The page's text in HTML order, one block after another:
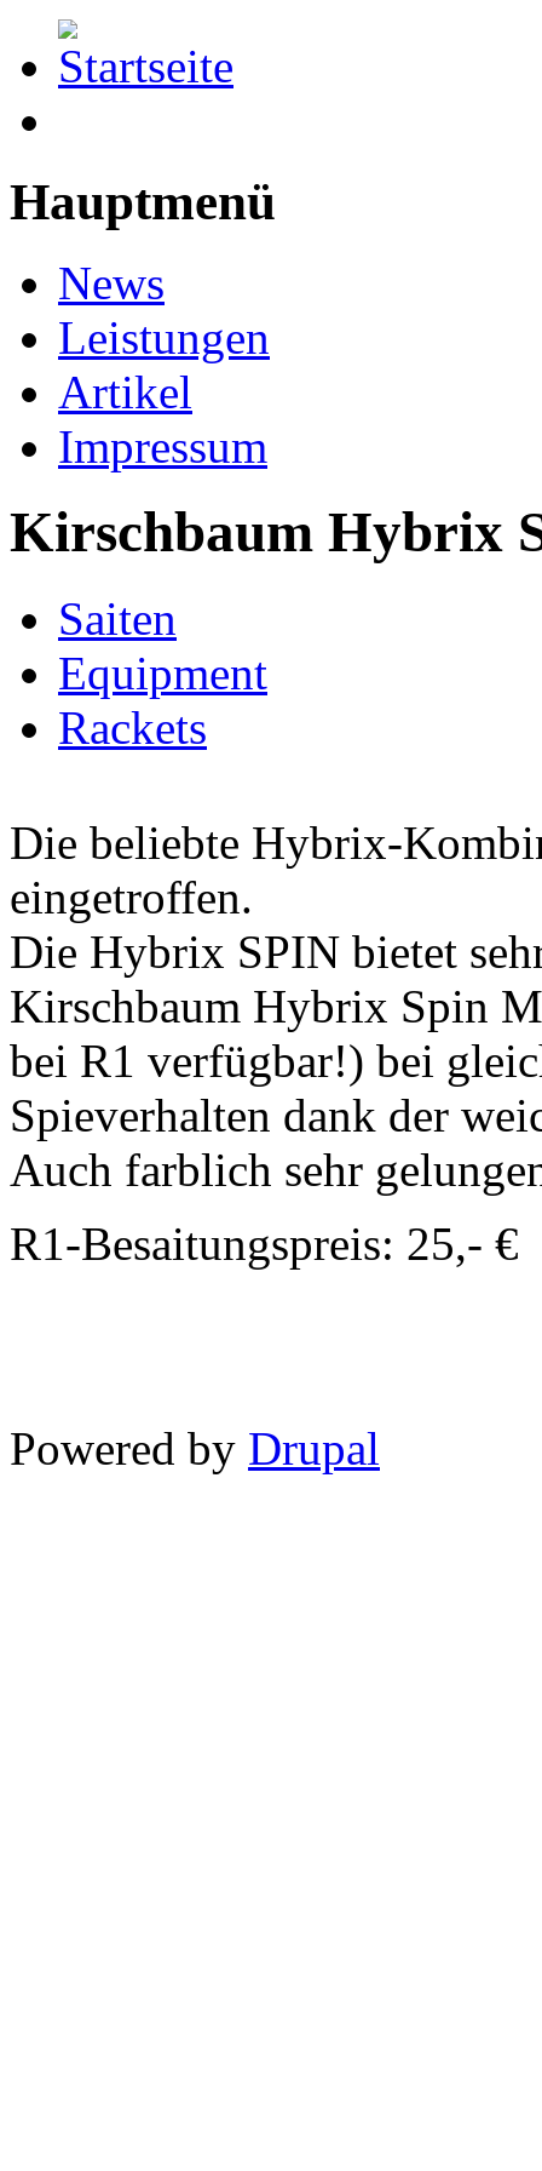
Hauptmenü
News
Leistungen
Artikel
Impressum
Kirschbaum Hybrix
Saiten
Equipment
Rackets
Die beliebte Hybrix-
eingetroffen.
Die Hybrix SPIN bietet
Kirschbaum Hybrix Spin
bei R1 verfügbar!) bei
Spieverhalten dank der
Auch farblich sehr
R1-Besaitungspreis: 25,- €
Powered by Drupal